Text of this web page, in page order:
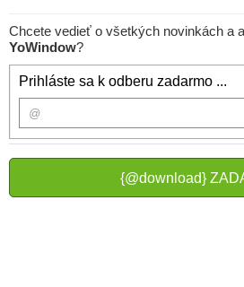
Chcete vedieť o všetkých novinkách a
YoWindow?
Prihláste sa k odberu zadarmo ...
{@download}